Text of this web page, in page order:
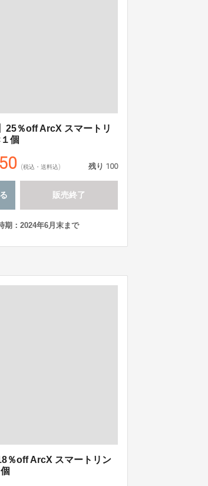
25％off ArcX スマートリ
個
(税込・送料込) 残り 100
販売終了
期：2024年6月末まで
％off ArcX スマートリン